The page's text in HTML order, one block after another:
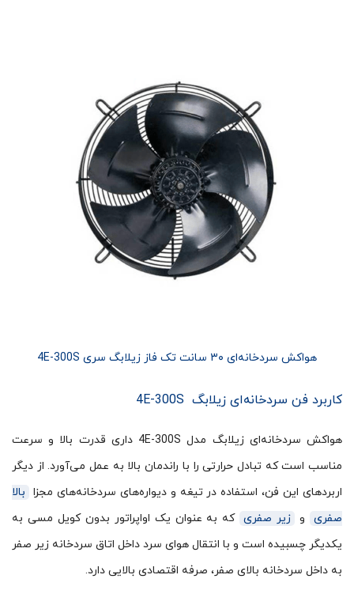
هواکش سردخانه‌ای ۳۰ سانت تک فاز زیلابگ سری 4E-300S
کاربرد فن سردخانه‌ای زیلابگ 4E-300S
هواکش سردخانه‌ای زیلابگ مدل 4E-300S داری قدرت بالا و سرعت
مناسب است که تبادل حرارتی را با راندمان بالا به عمل می‌آورد. از دیگر
اربردهای این فن، استفاده در تیغه و دیواره‌های سردخانه‌های مجزا بالا
صفری
و زیر صفری که به عنوان یک اواپراتور بدون کویل مسی به
یکدیگر چسبیده است و با انتقال هوای سرد داخل اتاق سردخانه زیر صفر
به داخل سردخانه بالای صفر، صرفه اقتصادی بالایی دارد.